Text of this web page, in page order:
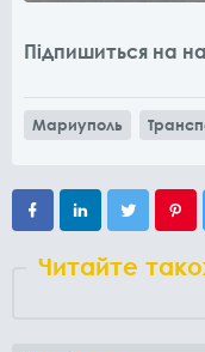
Підпишиться на
Мариуполь
Читайте